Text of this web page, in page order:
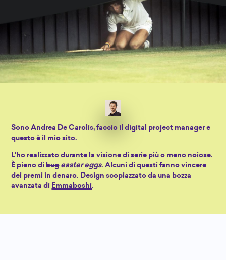
SonoAndrea De Carolis, faccio il digital project manager e
questo è il mio sito.
L'ho realizzato durante la visione di serie più o meno noiose.
È pieno dibug easter eggs. Alcuni di questi fanno vincere
dei premi in denaro. Design scopiazzato da una bozza
avanzata di Emmaboshi.